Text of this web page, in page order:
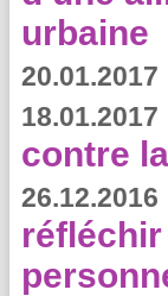
urbaine
20.01.2017
18.01.2017
contre
26.12.2016